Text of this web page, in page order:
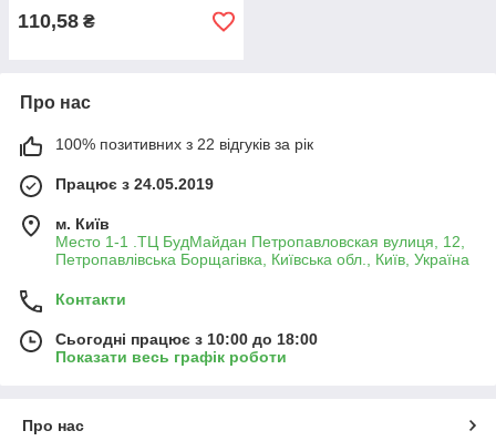
110,58 ₴
Про нас
100% позитивних з 22 відгуків за рік
Працює з 24.05.2019
м. Київ
Место 1-1 .ТЦ БудМайдан Петропавловская вулиця, 12,
Петропавлівська Борщагівка, Київська обл., Київ, Україна
Контакти
Сьогодні працює з 10:00 до 18:00
Показати весь графік роботи
Про нас